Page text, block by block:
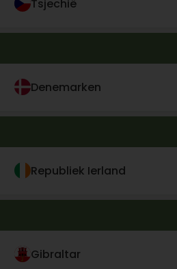
Tsjechië
Denemarken
Republiek Ierland
Gibraltar